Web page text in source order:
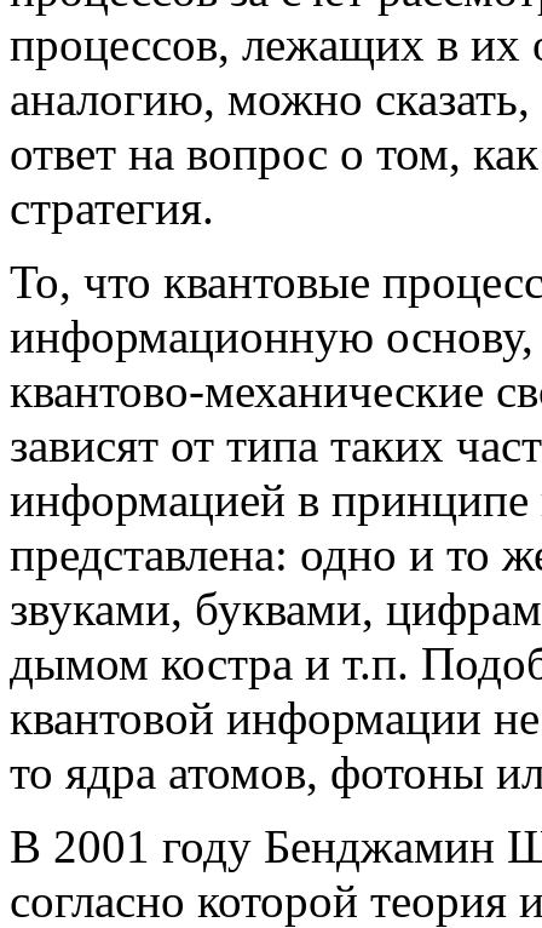
процессов, лежащих в их
аналогию, можно
ответ на вопрос о том,
стратегия.
То, что квантовые
информационную основу,
квантово-механические
зависят от типа таких
информацией в принципе
представлена: одно и то
звуками, буквами,
дымом костра и т.п.
квантовой информации не
то ядра атомов, фотоны
В 2001 году Бенджамин
согласно которой